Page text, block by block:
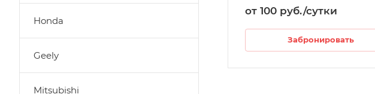
от 100 руб./сутки
Забронировать
Honda
Geely
Mitsubishi